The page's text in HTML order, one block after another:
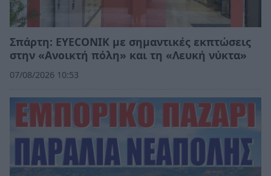
Σπάρτη: EYECONIK με σημαντικές εκπτώσεις
στην «Ανοικτή πόλη» και τη «Λευκή νύκτα»
07/08/2026 10:53